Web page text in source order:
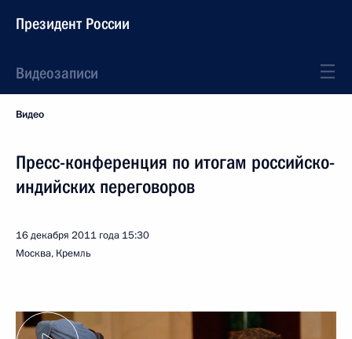
Президент России
Видеозаписи
Видео
Пресс-конференция по итогам российско-
индийских переговоров
16 декабря 2011 года 15:30
Москва, Кремль